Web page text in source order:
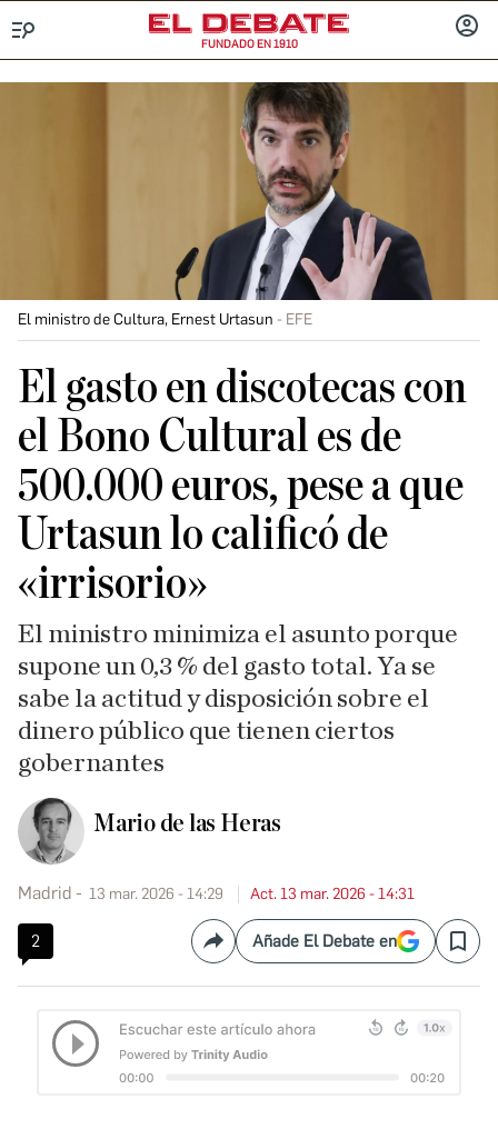
FUNDADO EN 1910
El ministro de Cultura, Ernest Urtasun EFE
El gasto en discotecas con
el Bono Cultural es de
500.000 euros, pese a que
Urtasun lo calificó de
«irrisorio»
El ministro minimiza el asunto porque
supone un 0,3 % del gasto total. Ya se
sabe la actitud y disposición sobre el
dinero público que tienen ciertos
gobernantes
Mario de las Heras
Madrid 13 mar. 2026 - 14:29 Act. 13 mar. 2026 - 14:31
2 CompartirAñade El Debate en Save